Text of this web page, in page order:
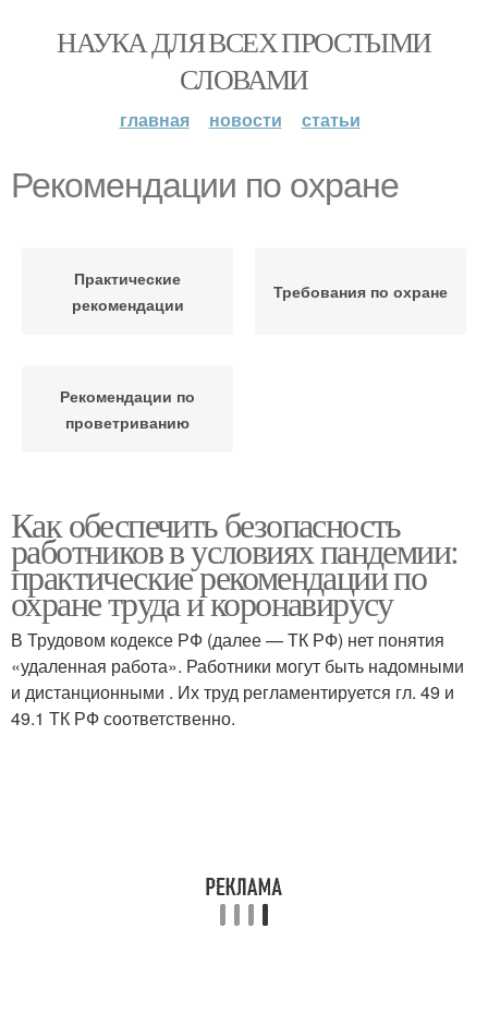
НАУКА ДЛЯ ВСЕХ ПРОСТЫМИ
СЛОВАМИ
главная новости статьи
Рекомендации по охране
Практические
рекомендации
Требования по охране
Рекомендации по
проветриванию
Как обеспечить безопасность
работников в условиях пандемии:
практические рекомендации по
охране труда и коронавирусу
В Трудовом кодексе РФ (далее — ТК РФ) нет понятия
«удаленная работа». Работники могут быть надомными
и дистанционными . Их труд регламентируется гл. 49 и
49.1 ТК РФ соответственно.